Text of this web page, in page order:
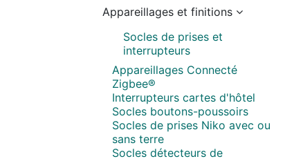
Appareillages et finitions
Socles de prises et
interrupteurs
Appareillages Connecté
Zigbee®
Interrupteurs cartes d'hôtel
Socles boutons-poussoirs
Socles de prises Niko avec ou
sans terre
Socles détecteurs de